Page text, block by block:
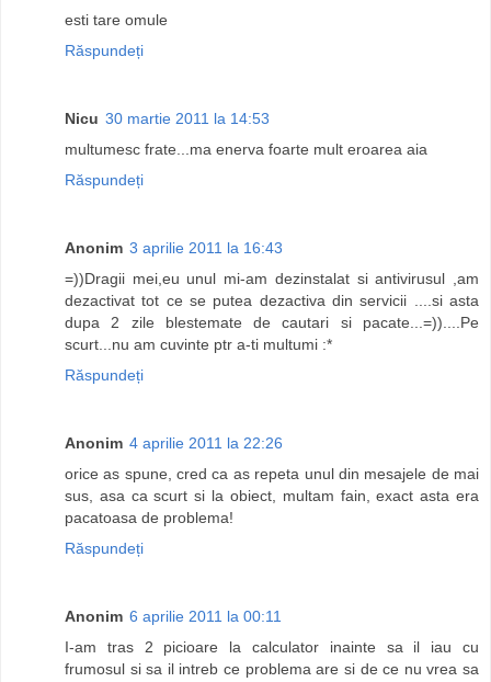
esti tare omule
Răspundeți
Nicu 30 martie 2011 la 14:53
multumesc frate...ma enerva foarte mult eroarea aia
Răspundeți
Anonim 3 aprilie 2011 la 16:43
=))Dragii mei,eu unul mi-am dezinstalat si antivirusul ,am
dezactivat tot ce se putea dezactiva din servicii ....si asta
dupa 2 zile blestemate de cautari si pacate...=))....Pe
scurt...nu am cuvinte ptr a-ti multumi :*
Răspundeți
Anonim 4 aprilie 2011 la 22:26
orice as spune, cred ca as repeta unul din mesajele de mai
sus, asa ca scurt si la obiect, multam fain, exact asta era
pacatoasa de problema!
Răspundeți
Anonim 6 aprilie 2011 la 00:11
I-am tras 2 picioare la calculator inainte sa il iau cu
frumosul si sa il intreb ce problema are si de ce nu vrea sa